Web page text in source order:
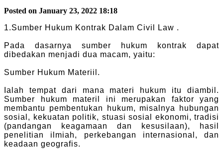
Posted on January 23, 2022 18:18
1.Sumber Hukum Kontrak Dalam Civil Law .
Pada dasarnya sumber hukum kontrak dapat
dibedakan menjadi dua macam, yaitu:
Sumber Hukum Materiil.
Ialah tempat dari mana materi hukum itu diambil.
Sumber hukum materil ini merupakan faktor yang
membantu pembentukan hukum, misalnya hubungan
sosial, kekuatan politik, stuasi sosial ekonomi, tradisi
(pandangan keagamaan dan kesusilaan), hasil
penelitian ilmiah, perkebangan internasional, dan
keadaan geografis.